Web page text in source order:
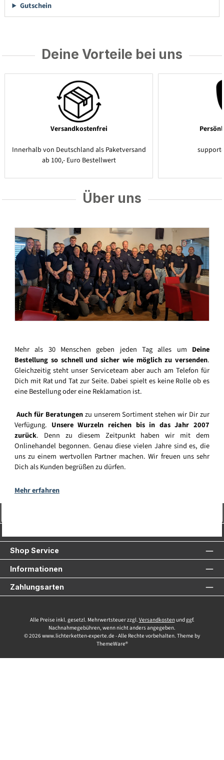
Gutschein
Deine Vorteile bei uns
Versandkostenfrei
Innerhalb von Deutschland als Paketversand
ab 100,- Euro Bestellwert
Über uns
Mehr als 30 Menschen geben jeden Tag alles um Deine
Bestellung so schnell und sicher wie möglich zu versenden.
Gleichzeitig steht unser Serviceteam aber auch am Telefon für
Dich mit Rat und Tat zur Seite. Dabei spielt es keine Rolle ob es
eine Bestellung oder eine Reklamation ist.
Auch für Beratungenzu unserem Sortiment stehen wir Dir zur
Verfügung. Unsere Wurzeln reichen bis in das Jahr 2007
zurück. Denn zu diesem Zeitpunkt haben wir mit dem
Onlinehandel begonnen. Genau diese vielen Jahre sind es, die
uns zu einem wertvollen Partner machen. Wir freuen uns sehr
Dich als Kunden begrüßen zu dürfen.
Mehr erfahren
Shop Service
Informationen
Zahlungsarten
Alle Preise inkl. gesetzl. Mehrwertsteuer zzgl. Versandkostenund ggf.
Nachnahmegebühren, wenn nicht anders angegeben.
© 2026 www.lichterketten-experte.de - Alle Rechte vorbehalten. Theme by
ThemeWare®